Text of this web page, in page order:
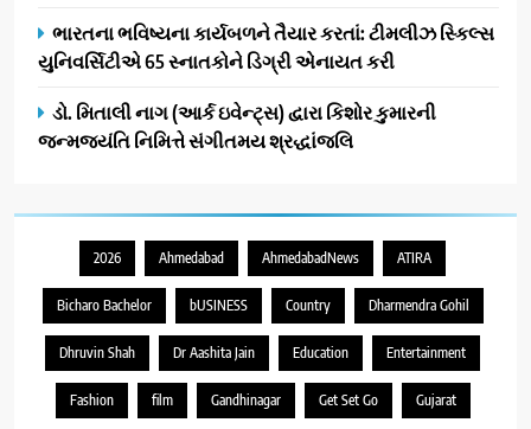
ભારતના ભવિષ્યના કાર્યબળને તૈયાર કરતાં: ટીમલીઝ સ્કિલ્સ
યુનિવર્સિટીએ 65 સ્નાતકોને ડિગ્રી એનાયત કરી
ડો. મિતાલી નાગ (આર્ક ઇવેન્ટ્સ) દ્વારા કિશોર કુમારની
જન્મજયંતિ નિમિત્તે સંગીતમય શ્રદ્ધાંજલિ
2026 Ahmedabad AhmedabadNews ATIRA
Bicharo Bachelor bUSINESS Country Dharmendra Gohil
Dhruvin Shah Dr Aashita Jain Education Entertainment
Fashion film Gandhinagar Get Set Go Gujarat